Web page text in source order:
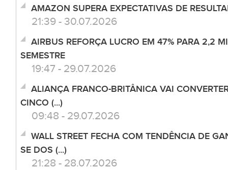
AMAZON SUPERA EXPECTATIVAS DE
21:39 - 30.07.2026
AIRBUS REFORÇA LUCRO EM 47% PARA 2,2
SEMESTRE
19:47 - 29.07.2026
ALIANÇA FRANCO-BRITÂNICA VAI
CINCO (...)
09:48 - 29.07.2026
WALL STREET FECHA COM TENDÊNCIA DE
SE DOS (...)
21:28 - 28.07.2026